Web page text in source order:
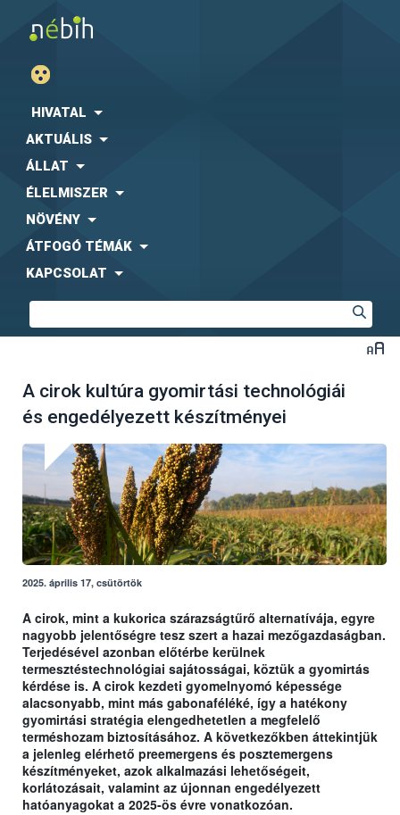
HIVATAL
AKTUÁLIS
ÁLLAT
ÉLELMISZER
NÖVÉNY
ÁTFOGÓ TÉMÁK
KAPCSOLAT
A cirok kultúra gyomirtási technológiái
és engedélyezett készítményei
2025. április 17, csütörtök
A cirok, mint a kukorica szárazságtűrő alternatívája, egyre
nagyobb jelentőségre tesz szert a hazai mezőgazdaságban.
Terjedésével azonban előtérbe kerülnek
termesztéstechnológiai sajátosságai, köztük a gyomirtás
kérdése is. A cirok kezdeti gyomelnyomó képessége
alacsonyabb, mint más gabonaféléké, így a hatékony
gyomirtási stratégia elengedhetetlen a megfelelő
terméshozam biztosításához. A következőkben áttekintjük
a jelenleg elérhető preemergens és posztemergens
készítményeket, azok alkalmazási lehetőségeit,
korlátozásait, valamint az újonnan engedélyezett
hatóanyagokat a 2025-ös évre vonatkozóan.